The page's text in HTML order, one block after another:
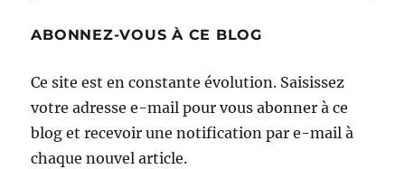
ABONNEZ-VOUS À CE BLOG
Ce site est en constante évolution. Saisissez
votre adresse e-mail pour vous abonner à ce
blog et recevoir une notification par e-mail à
chaque nouvel article.